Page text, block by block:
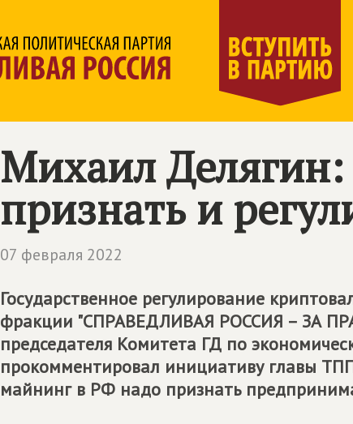
Михаил
признать и
07 февраля 2022
Государственное регулирование
фракции "СПРАВЕДЛИВАЯ РОССИЯ – ЗА
председателя Комитета ГД по
прокомментировал инициативу главы
майнинг в РФ надо признать